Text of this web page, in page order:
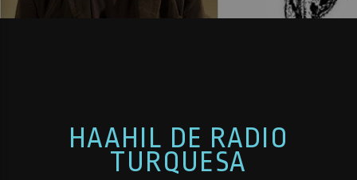
HAAHIL DE RADIO
TURQUESA